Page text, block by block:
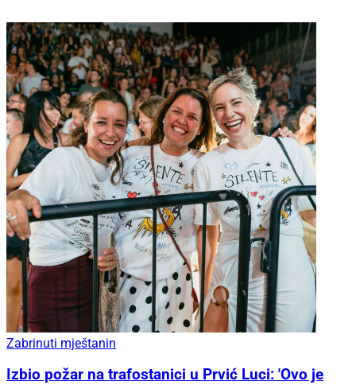
Zabrinuti mještanin
Izbio požar na trafostanici u Prvić Luci: 'Ovo je